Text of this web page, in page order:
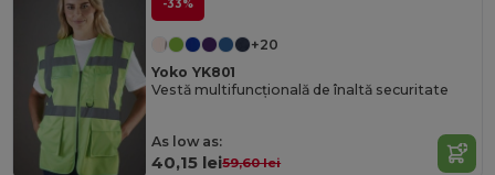
-33%
+20
Yoko YK801
Vestă multifuncțională de înaltă securitate
As low as:
40,15 lei59,60 lei